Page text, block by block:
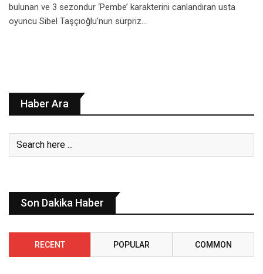
bulunan ve 3 sezondur ‘Pembe’ karakterini canlandıran usta
oyuncu Sibel Taşçıoğlu’nun sürpriz…
Haber Ara
Son Dakika Haber
RECENT POPULAR COMMON